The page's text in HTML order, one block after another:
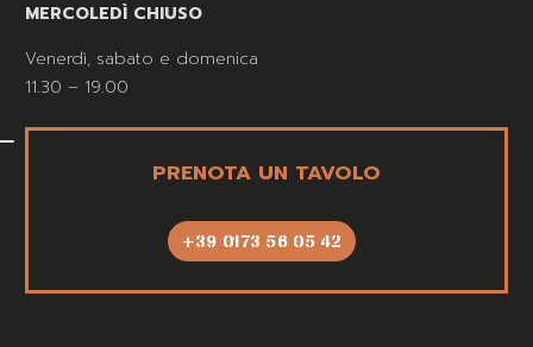
MERCOLEDÌ CHIUSO
Venerdì, sabato e domenica
11.30 – 19.00
PRENOTA UN TAVOLO
+39 0173 56 05 42